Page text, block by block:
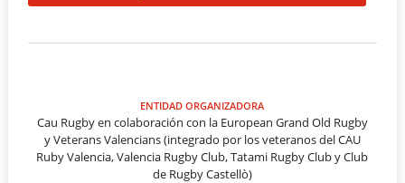
ENTIDAD ORGANIZADORA
Cau Rugby en colaboración con la European Grand Old Rugby
y Veterans Valencians (integrado por los veteranos del CAU
Ruby Valencia, Valencia Rugby Club, Tatami Rugby Club y Club
de Rugby Castellò)